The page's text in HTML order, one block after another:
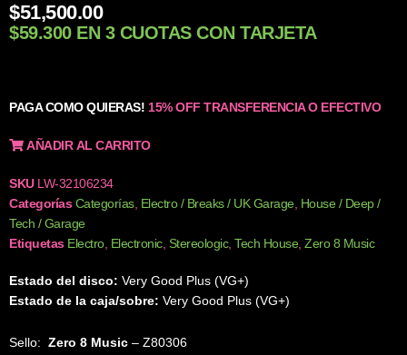
$51,500.00
$59.300 EN 3 CUOTAS CON TARJETA
PAGA COMO QUIERAS! 15% OFF TRANSFERENCIA O EFECTIVO
AÑADIR AL CARRITO
SKU LW-32106234
Categorías Categorías, Electro / Breaks / UK Garage, House / Deep /
Tech / Garage
Etiquetas Electro, Electronic, Stereologic, Tech House, Zero 8 Music
Estado del disco: Very Good Plus (VG+)
Estado de la caja/sobre: Very Good Plus (VG+)
Sello: Zero 8 Music ‎– Z80306